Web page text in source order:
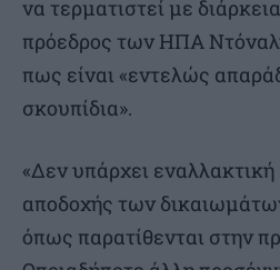
να τερματιστεί με
πρόεδρος των ΗΠΑ
πως είναι «εντελώς
σκουπίδια».
«Δεν υπάρχει
αποδοχής των
όπως παρατίθενται στην